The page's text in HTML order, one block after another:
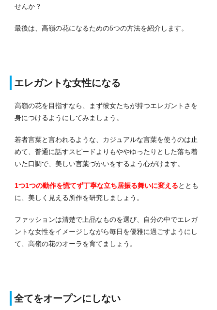
せんか？
最後は、高嶺の花になるための5つの方法を紹介します。
エレガントな女性になる
高嶺の花を目指すなら、まず彼女たちが持つエレガントさを
身につけるようにしてみましょう。
若者言葉と言われるような、カジュアルな言葉を使うのは止
めて、普通に話すスピードよりもややゆったりとした落ち着
いた口調で、美しい言葉づかいをするよう心がけます。
1つ1つの動作を慌てず丁寧な立ち居振る舞いに変えるととも
に、美しく見える所作を研究しましょう。
ファッションは清楚で上品なものを選び、自分の中でエレガ
ントな女性をイメージしながら毎日を優雅に過ごすようにし
て、高嶺の花のオーラを育てましょう。
全てをオープンにしない